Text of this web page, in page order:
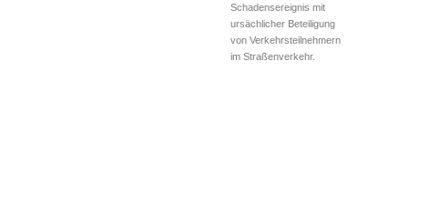
Schadensereignis mit
ursächlicher Beteiligung
von Verkehrsteilnehmern
im Straßenverkehr.